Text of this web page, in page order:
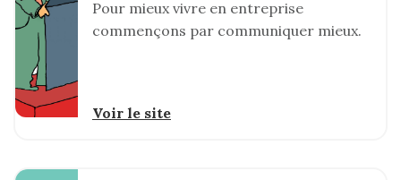
Pour mieux vivre en entreprise
commençons par communiquer mieux.
Voir le site